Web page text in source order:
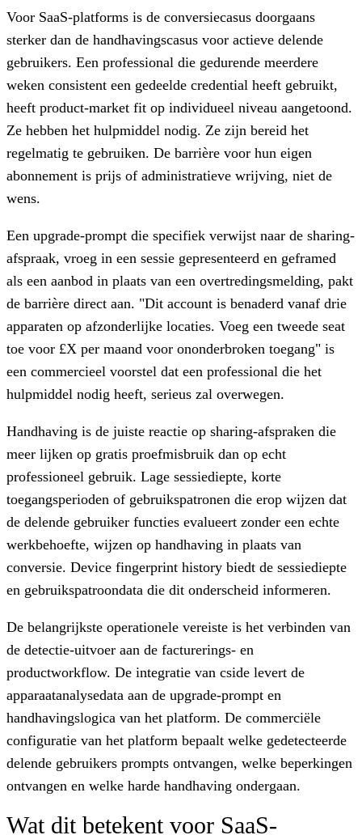
Voor SaaS-platforms is de conversiecasus doorgaans
sterker dan de handhavingscasus voor actieve delende
gebruikers. Een professional die gedurende meerdere
weken consistent een gedeelde credential heeft gebruikt,
heeft product-market fit op individueel niveau aangetoond.
Ze hebben het hulpmiddel nodig. Ze zijn bereid het
regelmatig te gebruiken. De barrière voor hun eigen
abonnement is prijs of administratieve wrijving, niet de
wens.
Een upgrade-prompt die specifiek verwijst naar de sharing-
afspraak, vroeg in een sessie gepresenteerd en geframed
als een aanbod in plaats van een overtredingsmelding, pakt
de barrière direct aan. "Dit account is benaderd vanaf drie
apparaten op afzonderlijke locaties. Voeg een tweede seat
toe voor £X per maand voor ononderbroken toegang" is
een commercieel voorstel dat een professional die het
hulpmiddel nodig heeft, serieus zal overwegen.
Handhaving is de juiste reactie op sharing-afspraken die
meer lijken op gratis proefmisbruik dan op echt
professioneel gebruik. Lage sessiediepte, korte
toegangsperioden of gebruikspatronen die erop wijzen dat
de delende gebruiker functies evalueert zonder een echte
werkbehoefte, wijzen op handhaving in plaats van
conversie. Device fingerprint history biedt de sessiediepte
en gebruikspatroondata die dit onderscheid informeren.
De belangrijkste operationele vereiste is het verbinden van
de detectie-uitvoer aan de facturerings- en
productworkflow. De integratie van cside levert de
apparaatanalysedata aan de upgrade-prompt en
handhavingslogica van het platform. De commerciële
configuratie van het platform bepaalt welke gedetecteerde
delende gebruikers prompts ontvangen, welke beperkingen
ontvangen en welke harde handhaving ondergaan.
Wat dit betekent voor SaaS-